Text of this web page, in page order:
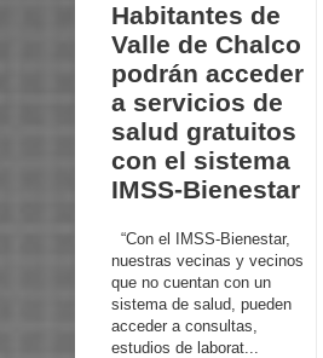
Habitantes de
Valle de Chalco
podrán acceder
a servicios de
salud gratuitos
con el sistema
IMSS-Bienestar
“Con el IMSS-Bienestar,
nuestras vecinas y vecinos
que no cuentan con un
sistema de salud, pueden
acceder a consultas,
estudios de laborat...